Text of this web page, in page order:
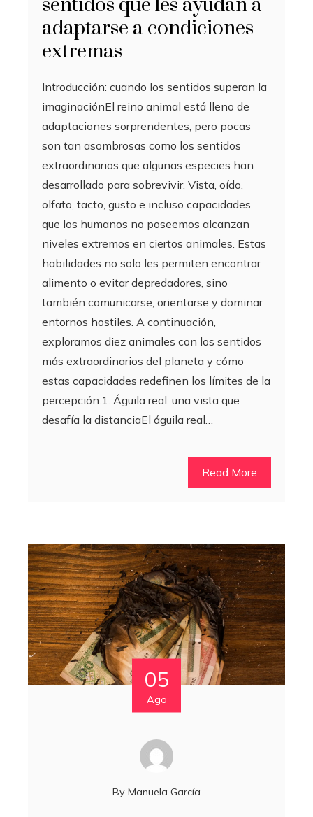
sentidos que les ayudan a
adaptarse a condiciones
extremas
Introducción: cuando los sentidos superan la
imaginaciónEl reino animal está lleno de
adaptaciones sorprendentes, pero pocas
son tan asombrosas como los sentidos
extraordinarios que algunas especies han
desarrollado para sobrevivir. Vista, oído,
olfato, tacto, gusto e incluso capacidades
que los humanos no poseemos alcanzan
niveles extremos en ciertos animales. Estas
habilidades no solo les permiten encontrar
alimento o evitar depredadores, sino
también comunicarse, orientarse y dominar
entornos hostiles. A continuación,
exploramos diez animales con los sentidos
más extraordinarios del planeta y cómo
estas capacidades redefinen los límites de la
percepción.1. Águila real: una vista que
desafía la distanciaEl águila real…
Read More
05
Ago
By Manuela García